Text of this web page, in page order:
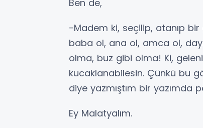
Ben de,
-Madem ki, seçilip, atanıp
baba ol, ana ol, amca ol,
olma, buz gibi olma! Ki,
kucaklanabilesin. Çünkü bu
diye yazmıştım bir
Ey Malatyalım.